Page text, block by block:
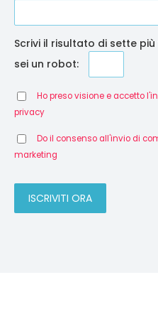
Scrivi il risultato di sette
sei un robot:
Ho preso visione e accetto
privacy
Do il consenso all'invio di
marketing